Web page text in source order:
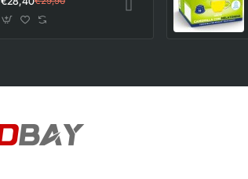
con Nespresso di
Caffè Ristretto Gusto
Nespresso Original